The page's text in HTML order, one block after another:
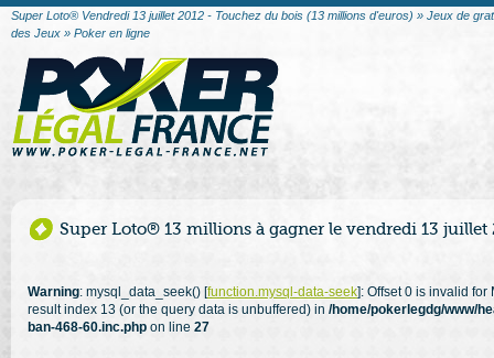
Super Loto® Vendredi 13 juillet 2012 - Touchez du bois (13 millions d'euros) » Jeux de
des Jeux » Poker en ligne
Super Loto® 13 millions à gagner le vendredi 13 juillet
Warning: mysql_data_seek() [function.mysql-data-seek]: Offset 0 is invalid for
result index 13 (or the query data is unbuffered) in /home/pokerlegdg/www/
ban-468-60.inc.php on line 27